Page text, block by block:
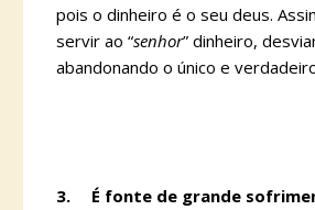
pois o dinheiro é o seu deus.
servir ao “senhor” dinheiro,
abandonando o único e
3. É fonte de grande